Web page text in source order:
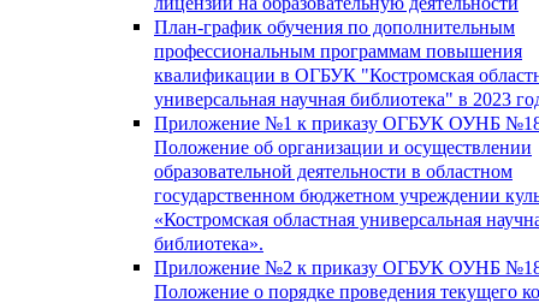
План-график обучения по дополнительным
профессиональным программам повышения
квалификации в ОГБУК "Костромская
универсальная научная библиотека" в 2023
Приложение №1 к приказу ОГБУК ОУНБ
Положение об организации и осуществлении
образовательной деятельности в областном
государственном бюджетном учреждении
«Костромская областная универсальная
библиотека».
Приложение №2 к приказу ОГБУК ОУНБ
Положение о порядке проведения текущего